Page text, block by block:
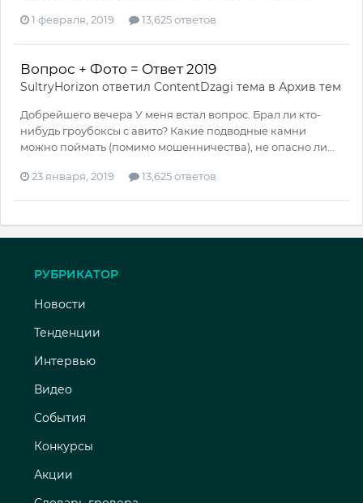
1 февраля, 2019 13,625 ответов
Вопрос + Фото = Ответ 2019
SultryHorizon ответил ContentDzagi тема в Архив тем
Добрейшего вечера У меня встал вопрос. Брал ли кто-
нибудь гроубоксы с авито? Какие подводные камни
можно поймать (помимо мошенничества), не опасно ли...
23 января, 2019 13,625 ответов
РУБРИКАТОР
Новости
Тенденции
Интервью
Видео
События
Конкурсы
Акции